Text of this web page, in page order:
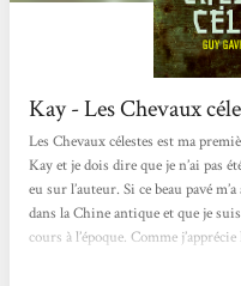
Kay - Les Chevaux
Les Chevaux célestes est ma
Kay et je dois dire que je n’ai pas
eu sur l’auteur. Si ce beau pavé
dans la Chine antique et que je
cours à l’époque. Comme